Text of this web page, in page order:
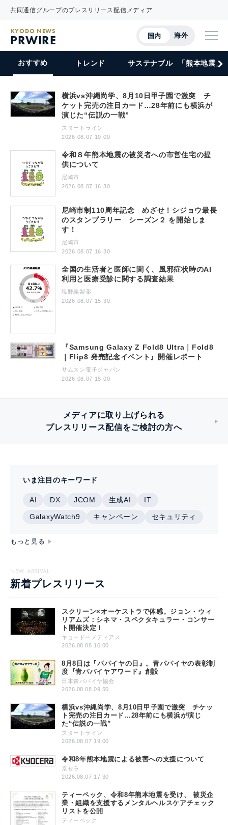
共同通信グループのプレスリリース配信メディア
国内 海外
KYODO NEWS
PRWIRE
おすすめ トレンド サステナブル 「熊本地震」
横浜vs沖縄尚学、8月10日甲子園で激突 チ
ケット完売の注目カード…28年前にも横浜が
演じた“伝説の一戦”
スタートライン
2026.08.07 19:00
令和８年熊本地震の被災者への市営住宅の提
供について
尼崎市
2026.08.07 16:30
尼崎市制110周年記念 めざせ！シジョウ最長
のスタンプラリー シーズン２ を開始しま
す！
尼崎市
2026.08.07 16:30
全国の生活者と医師に聞く、風邪症状時のAI
利用と医療受診に関する調査結果
塩野義製薬
2026.08.07 15:30
『Samsung Galaxy Z Fold8 Ultra｜Fold8
｜Flip8 発売記念イベント』開催レポート
サムスン電子ジャパン
2026.08.07 15:00
メディアに取り上げられる
プレスリリース配信をご検討の方へ
いま注目のキーワード
AI DX JCOM 生成AI IT
GalaxyWatch9 キャンペーン セキュリティ
もっと見る
NEW ARRIVAL
新着プレスリリース
スクリーン×オーケストラで体感。ジョン・ウィ
リアムズ：シネマ・スペクタキュラー・コンサー
ト開催決定！
キョードーメディアス
2026.08.08 10:00
8月8日は『パパイヤの日』。青パパイヤの表彰制
度『青パパイヤアワード』創設
日本青パパイヤ協会
2026.08.08 09:50
横浜vs沖縄尚学、8月10日甲子園で激突 チケッ
ト完売の注目カード…28年前にも横浜が演じ
た“伝説の一戦”
スタートライン
2026.08.07 19:00
令和8年熊本地震による被害への支援について
京セラ
2026.08.07 17:30
ティーペック、令和8年熊本地震を受け、 被災企
業・組織を支援するメンタルヘルスケアチェック
リストを公開
ティーペック